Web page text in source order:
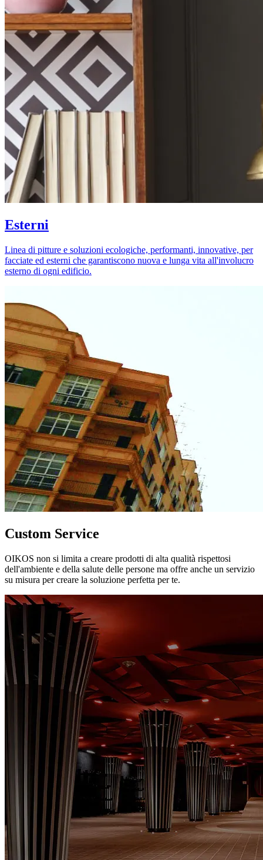
Esterni
Linea di pitture e soluzioni ecologiche, performanti, innovative, per
facciate ed esterni che garantiscono nuova e lunga vita all'involucro
esterno di ogni edificio.
Custom Service
OIKOS non si limita a creare prodotti di alta qualità rispettosi
dell'ambiente e della salute delle persone ma offre anche un servizio
su misura per creare la soluzione perfetta per te.